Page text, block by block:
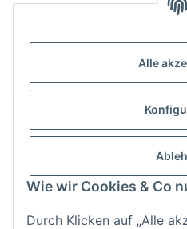
Alle
Wie wir Cookies & Co
Durch Klicken auf „Alle
Neu hier? Jetzt registrieren!